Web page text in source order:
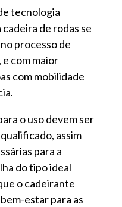
tecnologia
de rodas se
processo de
com maior
com mobilidade
o uso devem ser
assim
para a
do tipo ideal
o cadeirante
estar para as